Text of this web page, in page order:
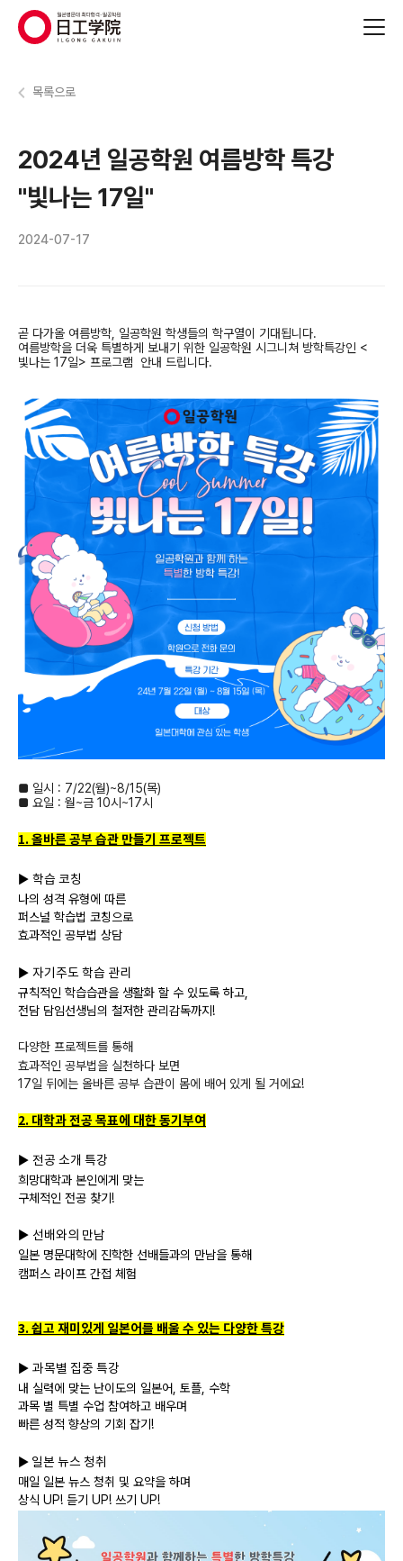
(주)지원에듀
목록으로
2024년 일공학원 여름방학 특강
"빛나는 17일"
2024-07-17
곧 다가올 여름방학, 일공학원 학생들의 학구열이 기대됩니다.
여름방학을 더욱 특별하게 보내기 위한 일공학원 시그니쳐 방학특강인 <
빛나는 17일> 프로그램 안내 드립니다.
■ 일시 : 7/22(월)~8/15(목)
■ 요일 : 월~금 10시~17시
1. 올바른 공부 습관 만들기 프로젝트
▶ ​ 학습 코칭
나의 성격 유형에 따른
퍼스널 학습법 코칭으로
효과적인 공부법 상담
▶ 자기주도 학습 관리
규칙적인 학습습관을 생활화 할 수 있도록 하고,
전담 담임선생님의 철저한 관리감독까지!
다양한 프로젝트를 통해
효과적인 공부법을 실천하다 보면
17일 뒤에는 올바른 공부 습관이 몸에 배어 있게 될 거에요!
2. 대학과 전공 목표에 대한 동기부여
▶ 전공 소개 특강
희망대학과 본인에게 맞는
구체적인 전공 찾기!
▶ 선배와의 만남
일본 명문대학에 진학한 선배들과의 만남을 통해
캠퍼스 라이프 간접 체험
3. 쉽고 재미있게 일본어를 배울 수 있는 다양한 특강
▶ 과목별 집중 특강
내 실력에 맞는 난이도의 일본어, 토플, 수학
과목 별 특별 수업 참여하고 배우며
빠른 성적 향상의 기회 잡기!
▶ 일본 뉴스 청취
매일 일본 뉴스 청취 및 요약을 하며
상식 UP! 듣기 UP! 쓰기 UP!